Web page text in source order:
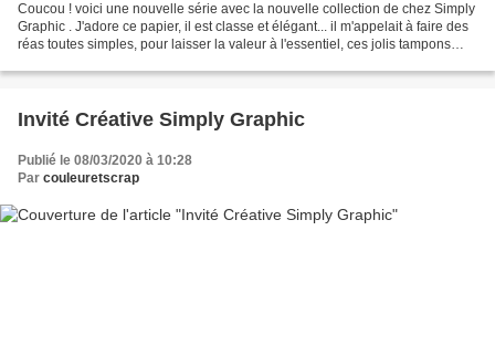
Coucou ! voici une nouvelle série avec la nouvelle collection de chez Simply
Graphic . J'adore ce papier, il est classe et élégant... il m'appelait à faire des
réas toutes simples, pour laisser la valeur à l'essentiel, ces jolis tampons
Invité Créative Simply Graphic
Publié le 08/03/2020 à 10:28
Par couleuretscrap